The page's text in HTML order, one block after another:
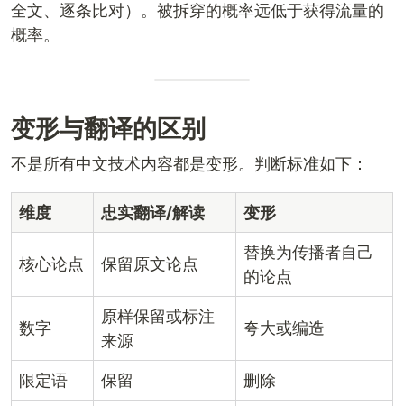
全文、逐条比对）。被拆穿的概率远低于获得流量的
概率。
变形与翻译的区别
不是所有中文技术内容都是变形。判断标准如下：
维度 忠实翻译/解读 变形
核心论点 保留原文论点
替换为传播者自己
的论点
数字
原样保留或标注
来源
夸大或编造
限定语 保留 删除